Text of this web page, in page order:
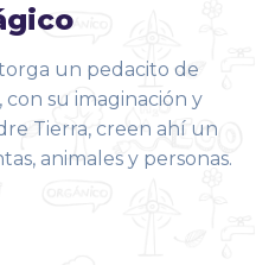
un pedacito de
con su imaginación y
Tierra, creen ahí un
animales y personas.